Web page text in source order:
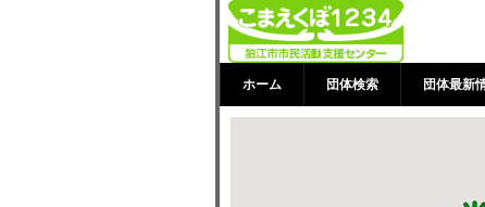
狛江電話訪問
ンター
ホーム 団体検索 団体最新